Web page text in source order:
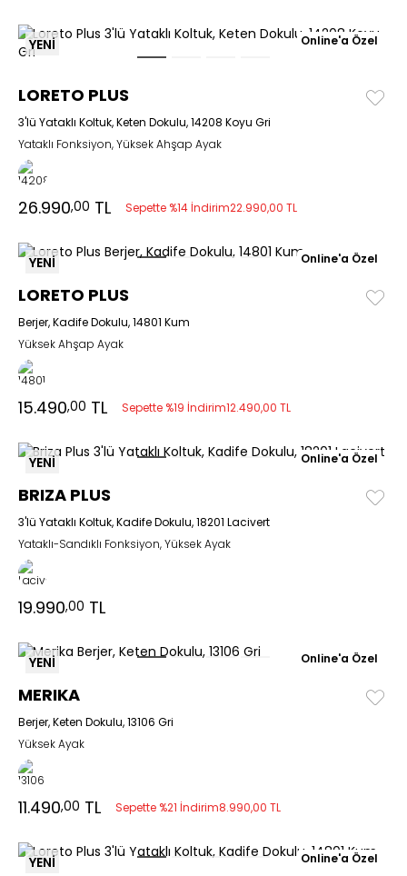
YENİ Online'a Özel
LORETO PLUS
3'lü Yataklı Koltuk, Keten Dokulu, 14208 Koyu Gri
Yataklı Fonksiyon, Yüksek Ahşap Ayak
26.990,00 TL Sepette %14 İndirim22.990,00 TL
YENİ Online'a Özel
LORETO PLUS
Berjer, Kadife Dokulu, 14801 Kum
Yüksek Ahşap Ayak
15.490,00 TL Sepette %19 İndirim12.490,00 TL
YENİ Online'a Özel
BRIZA PLUS
3'lü Yataklı Koltuk, Kadife Dokulu, 18201 Lacivert
Yataklı-Sandıklı Fonksiyon, Yüksek Ayak
19.990,00 TL
YENİ Online'a Özel
MERIKA
Berjer, Keten Dokulu, 13106 Gri
Yüksek Ayak
11.490,00 TL Sepette %21 İndirim8.990,00 TL
YENİ Online'a Özel